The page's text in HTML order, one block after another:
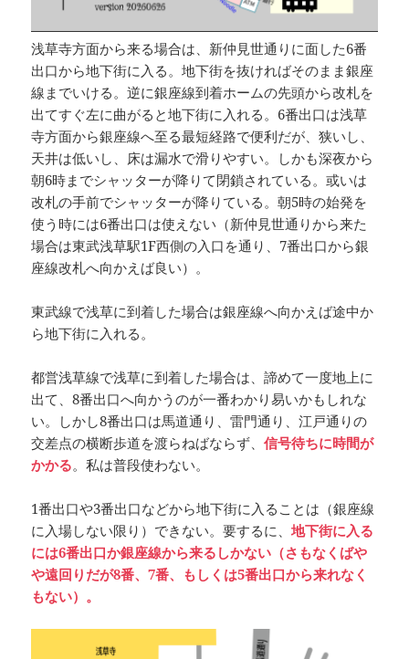
浅草寺方面から来る場合は、新仲見世通りに面した6番
出口から地下街に入る。地下街を抜ければそのまま銀座
線までいける。逆に銀座線到着ホームの先頭から改札を
出てすぐ左に曲がると地下街に入れる。6番出口は浅草
寺方面から銀座線へ至る最短経路で便利だが、狭いし、
天井は低いし、床は漏水で滑りやすい。しかも深夜から
朝6時までシャッターが降りて閉鎖されている。或いは
改札の手前でシャッターが降りている。朝5時の始発を
使う時には6番出口は使えない（新仲見世通りから来た
場合は東武浅草駅1F西側の入口を通り、7番出口から銀
座線改札へ向かえば良い）。
東武線で浅草に到着した場合は銀座線へ向かえば途中か
ら地下街に入れる。
都営浅草線で浅草に到着した場合は、諦めて一度地上に
出て、8番出口へ向かうのが一番わかり易いかもしれな
い。しかし8番出口は馬道通り、雷門通り、江戸通りの
交差点の横断歩道を渡らねばならず、信号待ちに時間が
かかる。私は普段使わない。
1番出口や3番出口などから地下街に入ることは（銀座線
に入場しない限り）できない。要するに、地下街に入る
には6番出口か銀座線から来るしかない（さもなくばや
や遠回りだが8番、7番、もしくは5番出口から来れなく
もない）。